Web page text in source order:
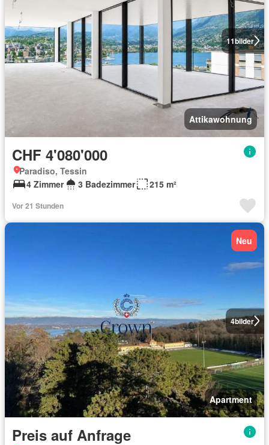
11bilder
Attikawohnung
CHF 4'080'000
Paradiso, Tessin
4 Zimmer
3 Badezimmer 215 m²
Vor 21 Stunden
4bilder
Neu
Apartment
Preis auf Anfrage